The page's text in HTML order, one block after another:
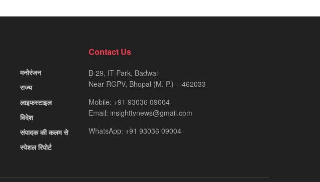
मनोरंजन
राज्य
लाइफस्टाइल
विदेश
संपादक की कलम से
स्पेशल रिपोर्ट
Contact Us
B-29, IT Park, Badwai
Near RGPV, Bhopal (M. P.) – 462033
Mobile: +91 93036 09004
Email: insighttvnews@gmail.com
WhatsApp: +91 93036 09004